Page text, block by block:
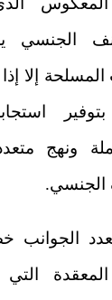
إلا
بتوفير
ونهج
الجنسي.
الجوانب